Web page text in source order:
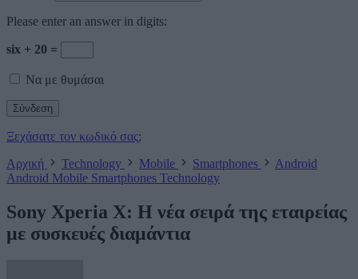
Please enter an answer in digits:
six + 20 =
Να με θυμάσαι
Ξεχάσατε τον κωδικό σας;
Αρχική
Technology Mobile Smartphones
Android
Android Mobile Smartphones Technology
Sony Xperia X: Η νέα σειρά της εταιρείας
με συσκευές διαμάντια